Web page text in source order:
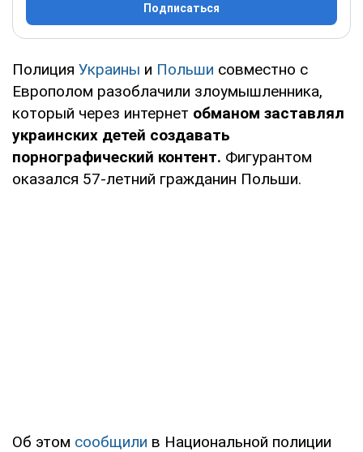
Подписаться
Полиция Украины и Польши совместно с
Европолом разоблачили злоумышленника,
который через интернет обманом заставлял
украинских детей создавать
порнографический контент. Фигурантом
оказался 57-летний гражданин Польши.
Об этом сообщили в Национальной полиции